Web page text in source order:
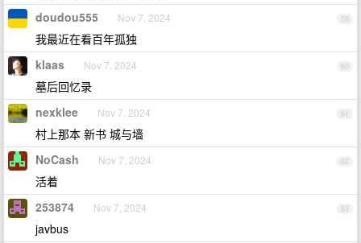
59
doudou555 Nov 7, 2024
我最近在看百年孤独
60
klaas Nov 7, 2024
墓后回忆录
61
nexklee Nov 7, 2024
村上那本 新书 城与墙
62
NoCash Nov 7, 2024
活着
63
253874 Nov 7, 2024
javbus